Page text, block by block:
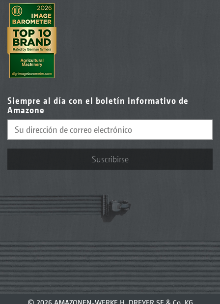
Siempre al día con el boletín informativo de
Amazone
Suscribirse